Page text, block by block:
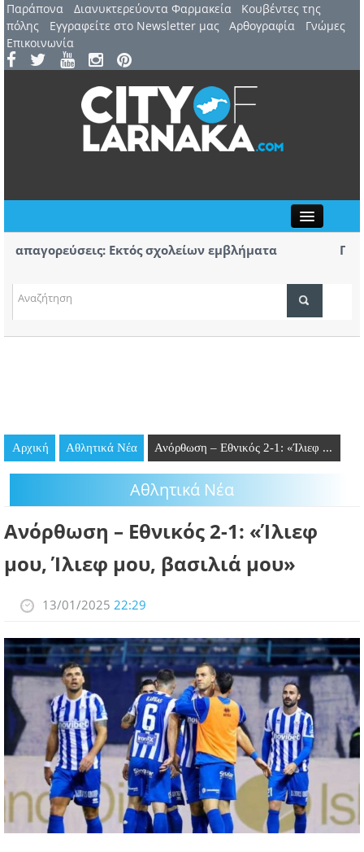
Παράπονα Διανυκτερεύοντα Φαρμακεία
Kουβέντες της
πόλης
Εγγραφείτε στο Newsletter μας Αρθογραφία
Γνώμες
Επικοινωνία
ΤΟΠΙΚΑ ΝΕΑ
ΘΕΣΕΙΣ ΕΡΓΑΣΙΑΣ
ΠΡΟΣΩΠΑ
ΛΑΡΝΑΚΑ 2030
ΠΕΡΙΣΣΟΤΕΡΑ
Εκτός σχολείων εμβλήματα
44ο Φεστιβάλ Λευκάρων – Έναρξη /
Αρχική Αθλητικά Νέα Ανόρθωση – Εθνικός 2-1: «Ίλιεφ ...
Αθλητικά Νέα
Ανόρθωση – Εθνικός 2-1: «Ίλιεφ
μου, Ίλιεφ μου, βασιλιά μου»
13/01/2025 22:29